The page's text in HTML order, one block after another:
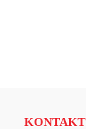
KONTAKT